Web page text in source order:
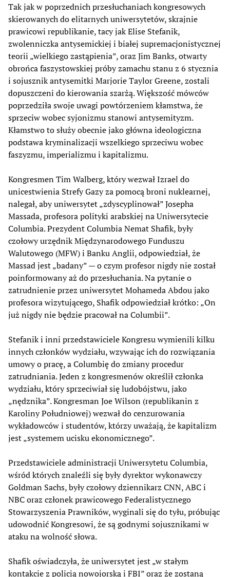
Tak jak w poprzednich przesłuchaniach kongresowych
skierowanych do elitarnych uniwersytetów, skrajnie
prawicowi republikanie, tacy jak Elise Stefanik,
zwolenniczka antysemickiej i białej supremacjonistycznej
teorii „wielkiego zastąpienia”, oraz Jim Banks, otwarty
obrońca faszystowskiej próby zamachu stanu z 6 stycznia
i sojusznik antysemitki Marjorie Taylor Greene, zostali
dopuszczeni do kierowania szarżą. Większość mówców
poprzedziła swoje uwagi powtórzeniem kłamstwa, że
sprzeciw wobec syjonizmu stanowi antysemityzm.
Kłamstwo to służy obecnie jako główna ideologiczna
podstawa kryminalizacji wszelkiego sprzeciwu wobec
faszyzmu, imperializmu i kapitalizmu.
Kongresmen Tim Walberg, który wezwał Izrael do
unicestwienia Strefy Gazy za pomocą broni nuklearnej,
nalegał, aby uniwersytet „zdyscyplinował” Josepha
Massada, profesora polityki arabskiej na Uniwersytecie
Columbia. Prezydent Columbia Nemat Shafik, były
czołowy urzędnik Międzynarodowego Funduszu
Walutowego (MFW) i Banku Anglii, odpowiedział, że
Massad jest „badany” — o czym profesor nigdy nie został
poinformowany aż do przesłuchania. Na pytanie o
zatrudnienie przez uniwersytet Mohameda Abdou jako
profesora wizytującego, Shafik odpowiedział krótko: „On
już nigdy nie będzie pracował na Columbii”.
Stefanik i inni przedstawiciele Kongresu wymienili kilku
innych członków wydziału, wzywając ich do rozwiązania
umowy o pracę, a Columbię do zmiany procedur
zatrudniania. Jeden z kongresmenów określił członka
wydziału, który sprzeciwiał się ludobójstwu, jako
„nędznika”. Kongresman Joe Wilson (republikanin z
Karoliny Południowej) wezwał do cenzurowania
wykładowców i studentów, którzy uważają, że kapitalizm
jest „systemem ucisku ekonomicznego”.
Przedstawiciele administracji Uniwersytetu Columbia,
wśród których znaleźli się były dyrektor wykonawczy
Goldman Sachs, były czołowy dziennikarz CNN, ABC i
NBC oraz członek prawicowego Federalistycznego
Stowarzyszenia Prawników, wyginali się do tyłu, próbując
udowodnić Kongresowi, że są godnymi sojusznikami w
ataku na wolność słowa.
Shafik oświadczyła, że uniwersytet jest „w stałym
kontakcie z policją nowojorską i FBI” oraz że zostaną